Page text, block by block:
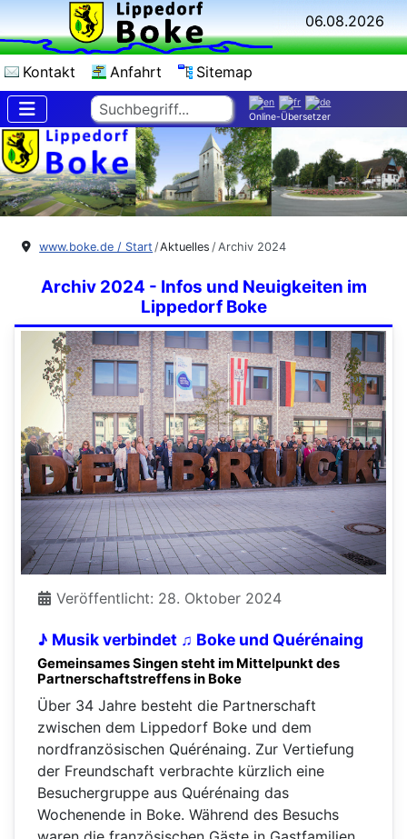
Suchen
Online-Übersetzer
Kontakt Anfahrt Sitemap
06.08.2026
www.boke.de / Start Aktuelles Archiv 2024
Archiv 2024 - Infos und Neuigkeiten im
Lippedorf Boke
♪ Musik verbindet ♫ Boke und Quérénaing
Veröffentlicht: 28. Oktober 2024
Gemeinsames Singen steht im Mittelpunkt des
Partnerschaftstreffens in Boke
Über 34 Jahre besteht die Partnerschaft
zwischen dem Lippedorf Boke und dem
nordfranzösischen Quérénaing. Zur Vertiefung
der Freundschaft verbrachte kürzlich eine
Besuchergruppe aus Quérénaing das
Wochenende in Boke. Während des Besuchs